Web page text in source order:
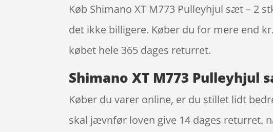
Køb Shimano XT M773 Pulleyhjul sæt – 2
det ikke billigere. Køber du for mere end
købet hele 365 dages returret.
Shimano XT M773
Køber du varer online, er du stillet lidt
skal jævnfør loven give 14 dages returret.